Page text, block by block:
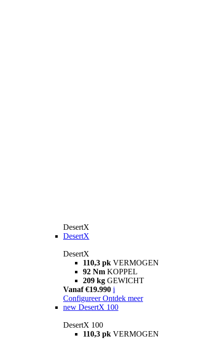
DesertX
DesertX
DesertX
110,3 pk VERMOGEN
92 Nm KOPPEL
209 kg GEWICHT
Vanaf €19.990 i
Configureer Ontdek meer
new DesertX 100
DesertX 100
110,3 pk VERMOGEN